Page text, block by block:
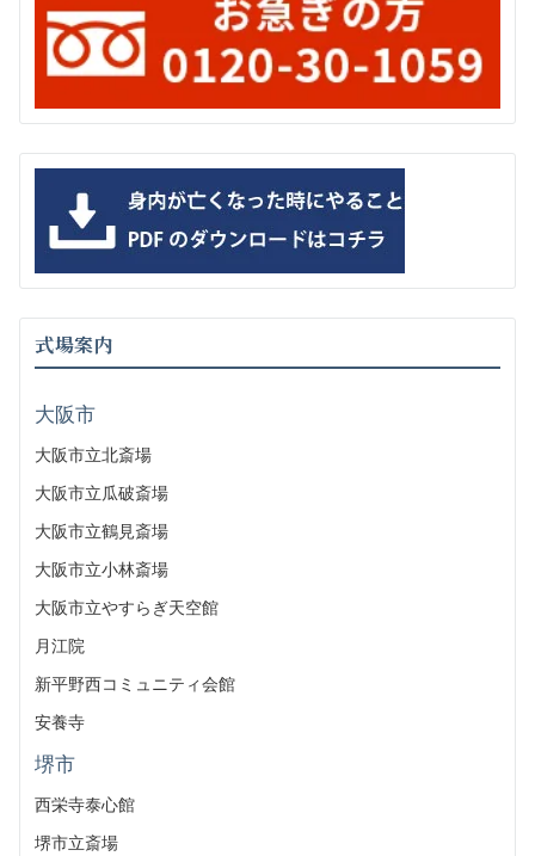
式場案内
大阪市
大阪市立北斎場
大阪市立瓜破斎場
大阪市立鶴見斎場
大阪市立小林斎場
大阪市立やすらぎ天空館
月江院
新平野西コミュニティ会館
安養寺
堺市
西栄寺泰心館
堺市立斎場